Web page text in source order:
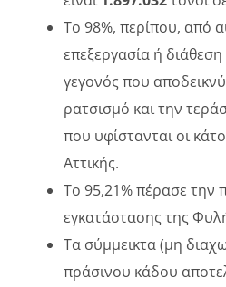
Το 98%, περίπου, από
επεξεργασία ή διάθεση
γεγονός που
ρατσισμό και την
που υφίστανται οι
Αττικής.
Το 95,21% πέρασε την
εγκατάστασης της
Τα σύμμεικτα (μη
πράσινου κάδου